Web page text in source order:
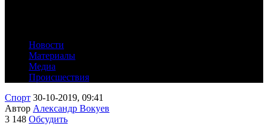
Новости
Материалы
Медиа
Происшествия
Спорт 30-10-2019, 09:41
Автор Александр Вокуев
3 148 Обсудить